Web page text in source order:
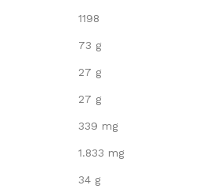
1198
73 g
27 g
27 g
339 mg
1.833 mg
34 g